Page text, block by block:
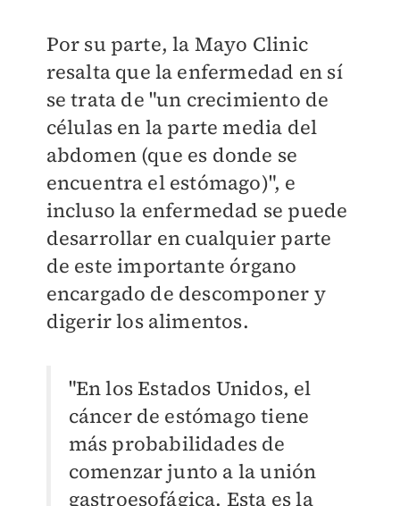
Por su parte, la Mayo Clinic
resalta que la enfermedad en sí
se trata de "un crecimiento de
células en la parte media del
abdomen (que es donde se
encuentra el estómago)", e
incluso la enfermedad se puede
desarrollar en cualquier parte
de este importante órgano
encargado de descomponer y
digerir los alimentos.
"En los Estados Unidos, el
cáncer de estómago tiene
más probabilidades de
comenzar junto a la unión
gastroesofágica. Esta es la